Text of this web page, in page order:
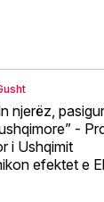
njerëz,
-
i Ushqimit
efektet e